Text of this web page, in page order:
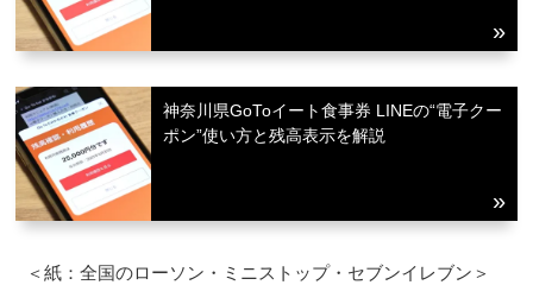
神奈川県GoToイート食事券 LINEの“電子クー
ポン”使い方と残高表示を解説
＜紙：全国のローソン・ミニストップ・セブンイレブン＞